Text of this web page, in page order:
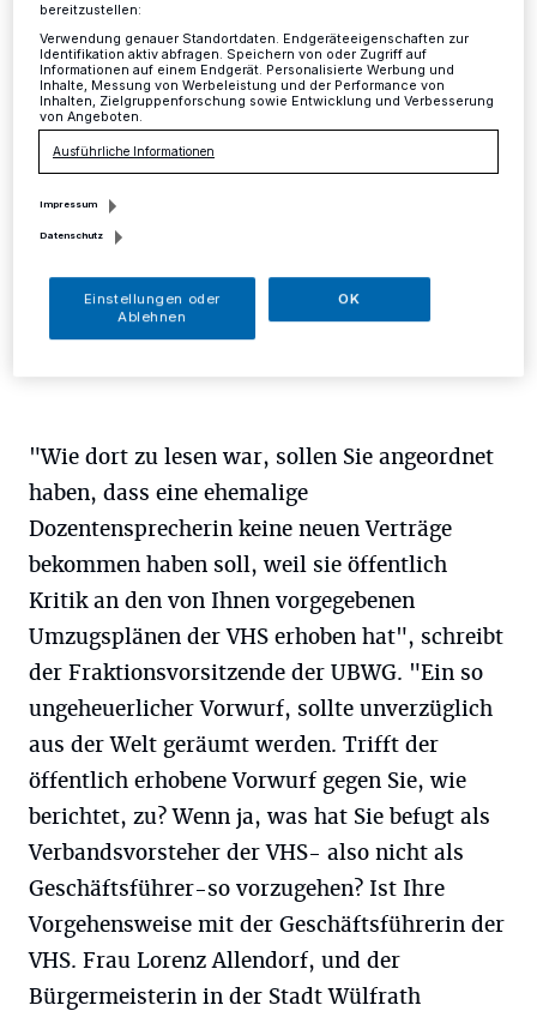
werden"
Mettmann·Hans Günther Kampen wendet sich einmal
mehr an Bürgermeister Thomas Dinkelmann und zeigt
sich erstaunt über einen Bericht von Taeglich ME.
11.01.2017 , 15:58 Uhr
"Wie dort zu lesen war, sollen Sie angeordnet
haben, dass eine ehemalige
Dozentensprecherin keine neuen Verträge
bekommen haben soll, weil sie öffentlich
Kritik an den von Ihnen vorgegebenen
Umzugsplänen der VHS erhoben hat", schreibt
der Fraktionsvorsitzende der UBWG. "Ein so
ungeheuerlicher Vorwurf, sollte unverzüglich
aus der Welt geräumt werden. Trifft der
öffentlich erhobene Vorwurf gegen Sie, wie
berichtet, zu? Wenn ja, was hat Sie befugt als
Verbandsvorsteher der VHS- also nicht als
Geschäftsführer-so vorzugehen? Ist Ihre
Vorgehensweise mit der Geschäftsführerin der
VHS. Frau Lorenz Allendorf, und der
Bürgermeisterin in der Stadt Wülfrath
bereitzustellen:
Verwendung genauer Standortdaten. Endgeräteeigenschaften zur
Identifikation aktiv abfragen. Speichern von oder Zugriff auf
Informationen auf einem Endgerät. Personalisierte Werbung und
Inhalte, Messung von Werbeleistung und der Performance von
Inhalten, Zielgruppenforschung sowie Entwicklung und Verbesserung
von Angeboten.
Ausführliche Informationen
Impressum
Datenschutz
Einstellungen oder
Ablehnen
OK